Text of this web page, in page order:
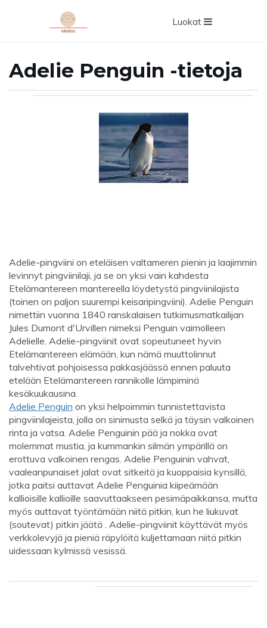
Luokat
Adelie Penguin -tietoja
Adelie-pingviini on eteläisen valtameren pienin ja laajimmin
levinnyt pingviinilaji, ja se on yksi vain kahdesta
Etelämantereen mantereella löydetystä pingviinilajista
(toinen on paljon suurempi keisaripingviini). Adelie Penguin
nimettiin vuonna 1840 ranskalaisen tutkimusmatkailijan
Jules Dumont d'Urvillen nimeksi Penguin vaimolleen
Adelielle. Adelie-pingviinit ovat sopeutuneet hyvin
Etelämantereen elämään, kun nämä muuttolinnut
talvehtivat pohjoisessa pakkasjäässä ennen paluuta
etelään Etelämantereen rannikolle lämpiminä
kesäkuukausina.
Adelie Penguin on yksi helpoimmin tunnistettavista
pingviinilajeista, jolla on sinimusta selkä ja täysin valkoinen
rinta ja vatsa. Adelie Penguinin pää ja nokka ovat
molemmat mustia, ja kummankin silmän ympärillä on
erottuva valkoinen rengas. Adelie Penguinin vahvat,
vaaleanpunaiset jalat ovat sitkeitä ja kuoppaisia ​​kynsillä,
jotka paitsi auttavat Adelie Penguinia kiipeämään
kallioisille kallioille saavuttaakseen pesimäpaikkansa, mutta
myös auttavat työntämään niitä pitkin, kun he liukuvat
(soutevat) pitkin jäätä . Adelie-pingviinit käyttävät myös
verkkolevyjä ja pieniä räpylöitä kuljettamaan niitä pitkin
uidessaan kylmissä vesissä.